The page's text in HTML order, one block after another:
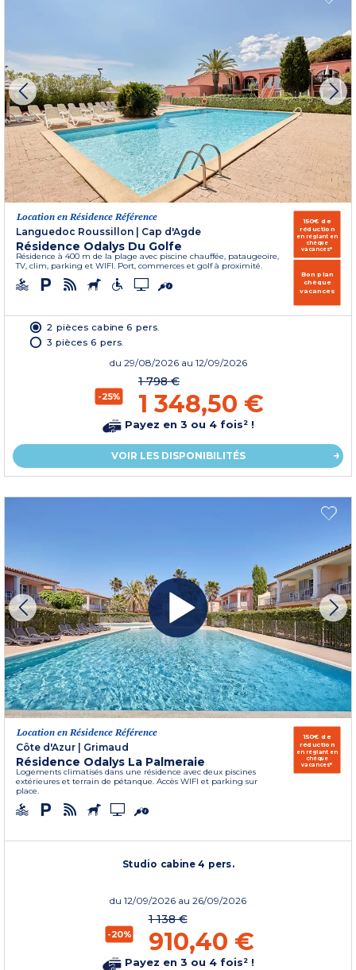
Location en Résidence Référence
Languedoc Roussillon | Cap d'Agde
Résidence Odalys Du Golfe
Résidence à 400 m de la plage avec piscine chauffée, pataugeoire,
TV, clim, parking et WIFI. Port, commerces et golf à proximité.
150€ de
réduction
en réglant en
chèque
vacances*
Bon plan
chèque
vacances
2 pièces cabine 6 pers.
3 pièces 6 pers.
du 29/08/2026 au 12/09/2026
-25%
1 798 €
1 348,50 €
Payez en 3 ou 4 fois² !
VOIR LES DISPONIBILITÉS
Location en Résidence Référence
Côte d'Azur | Grimaud
Résidence Odalys La Palmeraie
Logements climatisés dans une résidence avec deux piscines
extérieures et terrain de pétanque. Accès WIFI et parking sur
place.
150€ de
réduction
en réglant en
chèque
vacances*
Studio cabine 4 pers.
du 12/09/2026 au 26/09/2026
-20%
1 138 €
910,40 €
Payez en 3 ou 4 fois² !